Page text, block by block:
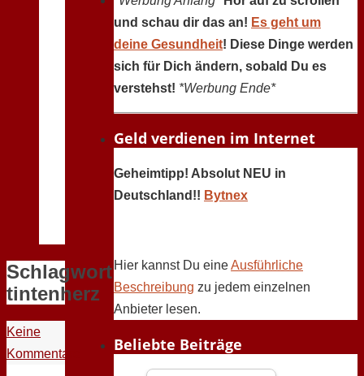
Schlagwort:
tintenherz
Keine
Kommentare
und schau dir das an! Es geht um
deine Gesundheit! Diese Dinge werden
sich für Dich ändern, sobald Du es
verstehst! *Werbung Ende*
Geld verdienen im Internet
Geheimtipp! Absolut NEU in
Deutschland!! Bytnex
Hier kannst Du eineAusführliche
Beschreibung zu jedem einzelnen
Anbieter lesen.
Beliebte Beiträge